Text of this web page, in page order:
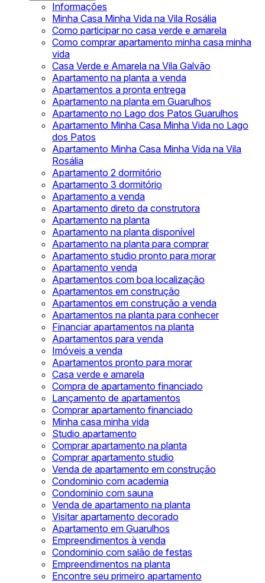
Informações
Minha Casa Minha Vida na Vila Rosália
Como participar no casa verde e amarela
Como comprar apartamento minha casa minha
vida
Casa Verde e Amarela na Vila Galvão
Apartamento na planta a venda
Apartamentos a pronta entrega
Apartamento na planta em Guarulhos
Apartamento no Lago dos Patos Guarulhos
Apartamento Minha Casa Minha Vida no Lago
dos Patos
Apartamento Minha Casa Minha Vida na Vila
Rosália
Apartamento 2 dormitório
Apartamento 3 dormitório
Apartamento a venda
Apartamento direto da construtora
Apartamento na planta
Apartamento na planta disponível
Apartamento na planta para comprar
Apartamento studio pronto para morar
Apartamento venda
Apartamentos com boa localização
Apartamentos em construção
Apartamentos em construção a venda
Apartamentos na planta para conhecer
Financiar apartamentos na planta
Apartamentos para venda
Imóveis a venda
Apartamentos pronto para morar
Casa verde e amarela
Compra de apartamento financiado
Lançamento de apartamentos
Comprar apartamento financiado
Minha casa minha vida
Studio apartamento
Comprar apartamento na planta
Comprar apartamento studio
Venda de apartamento em construção
Condominio com academia
Condominio com sauna
Venda de apartamento na planta
Visitar apartamento decorado
Apartamento em Guarulhos
Empreendimentos à venda
Condominio com salão de festas
Empreendimentos na planta
Encontre seu primeiro apartamento